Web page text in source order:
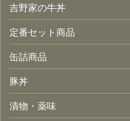
吉野家の牛丼
定番セット商品
缶詰商品
豚丼
漬物・薬味